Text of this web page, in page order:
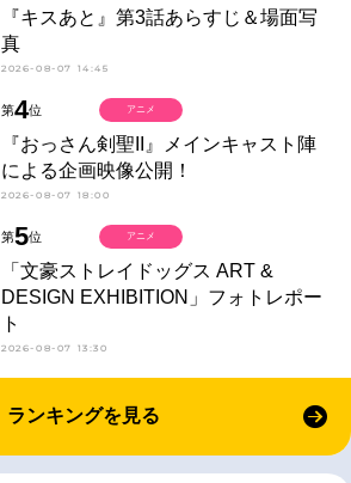
『キスあと』第3話あらすじ＆場面写
真
2026-08-07 14:45
第4位
『おっさん剣聖II』メインキャスト陣
による企画映像公開！
2026-08-07 18:00
アニメ
第5位
「文豪ストレイドッグス ART &
DESIGN EXHIBITION」フォトレポー
ト
2026-08-07 13:30
アニメ
ランキングを見る